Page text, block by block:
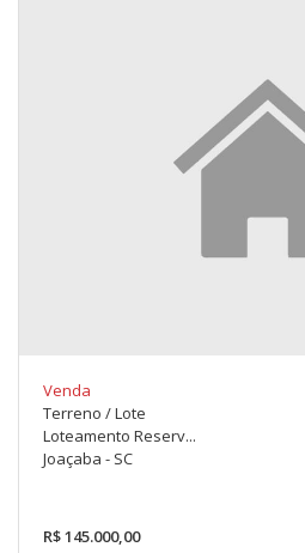
Venda
Terreno / Lote
Loteamento Reserv...
Joaçaba - SC
R$ 145.000,00